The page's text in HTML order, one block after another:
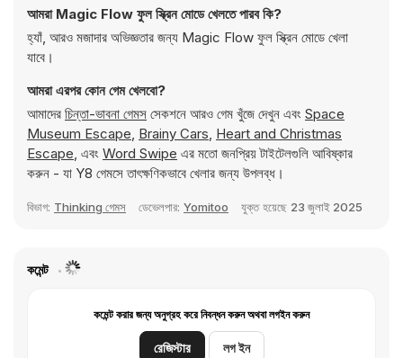
আমরা Magic Flow ফুল স্ক্রিন মোডে খেলতে পারব কি?
হ্যাঁ, আরও মজাদার অভিজ্ঞতার জন্য Magic Flow ফুল স্ক্রিন মোডে খেলা
যাবে।
আমরা এরপর কোন গেম খেলবো?
আমাদের চিন্তা-ভাবনা গেমস সেকশনে আরও গেম খুঁজে দেখুন এবং Space
Museum Escape, Brainy Cars, Heart and Christmas
Escape, এবং Word Swipe এর মতো জনপ্রিয় টাইটেলগুলি আবিষ্কার
করুন - যা Y8 গেমসে তাৎক্ষণিকভাবে খেলার জন্য উপলব্ধ।
বিভাগ: Thinking গেমস ডেভেলপার: Yomitoo যুক্ত হয়েছে 23 জুলাই 2025
কমেন্ট
কমেন্ট করার জন্য অনুগ্রহ করে নিবন্ধন করুন অথবা লগইন করুন
রেজিস্টার লগ ইন